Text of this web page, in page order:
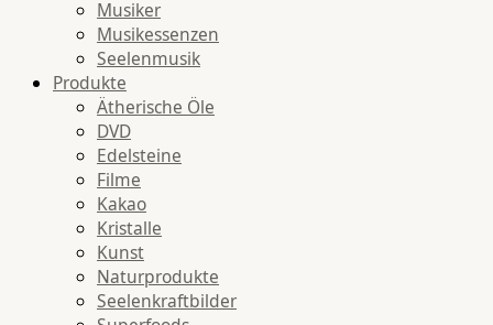
Musiker
Musikessenzen
Seelenmusik
Produkte
Ätherische Öle
DVD
Edelsteine
Filme
Kakao
Kristalle
Kunst
Naturprodukte
Seelenkraftbilder